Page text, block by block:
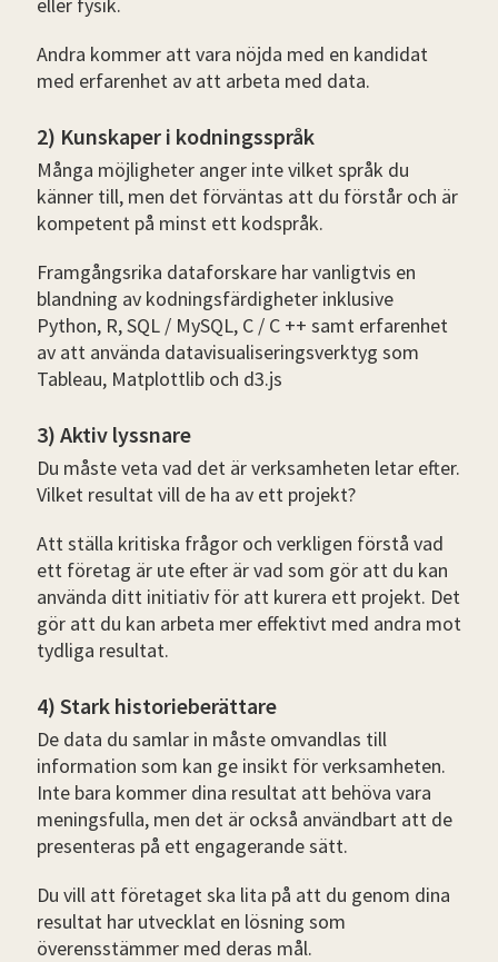
Andra kommer att vara nöjda med en kandidat
med erfarenhet av att arbeta med data.
2) Kunskaper i kodningsspråk
Många möjligheter anger inte vilket språk du
känner till, men det förväntas att du förstår och är
kompetent på minst ett kodspråk.
Framgångsrika dataforskare har vanligtvis en
blandning av kodningsfärdigheter inklusive
Python, R, SQL / MySQL, C / C ++ samt erfarenhet
av att använda datavisualiseringsverktyg som
Tableau, Matplottlib och d3.js
3) Aktiv lyssnare
Du måste veta vad det är verksamheten letar efter.
Vilket resultat vill de ha av ett projekt?
Att ställa kritiska frågor och verkligen förstå vad
ett företag är ute efter är vad som gör att du kan
använda ditt initiativ för att kurera ett projekt. Det
gör att du kan arbeta mer effektivt med andra mot
tydliga resultat.
4) Stark historieberättare
De data du samlar in måste omvandlas till
information som kan ge insikt för verksamheten.
Inte bara kommer dina resultat att behöva vara
meningsfulla, men det är också användbart att de
presenteras på ett engagerande sätt.
Du vill att företaget ska lita på att du genom dina
resultat har utvecklat en lösning som
överensstämmer med deras mål.